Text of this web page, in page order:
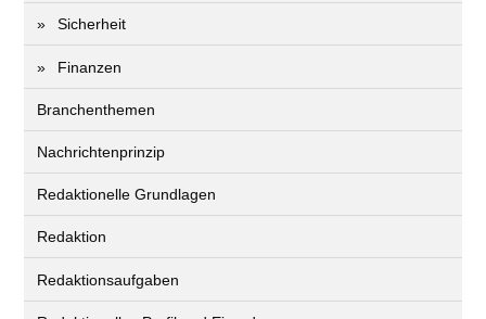
Sicherheit
Finanzen
Branchenthemen
Nachrichtenprinzip
Redaktionelle Grundlagen
Redaktion
Redaktionsaufgaben